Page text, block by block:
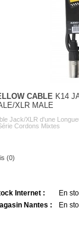
CABLEK14
XLR MALE
Jack/XLR d'une
Cordons Mixtes
(0)
Internet :
En
Nantes :
En